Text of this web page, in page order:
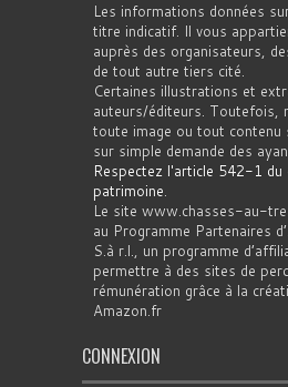
Les informations données
titre indicatif. Il vous
auprès des organisateurs,
de tout autre tiers cité.
Certaines illustrations et
auteurs/éditeurs. Toutefois,
toute image ou tout contenu
sur simple demande des
Respectez l'article 542-1 du
patrimoine.
Le site www.chasses-au-
au Programme Partenaires
S.à r.l., un programme
permettre à des sites de
rémunération grâce à la
Amazon.fr
CONNEXION